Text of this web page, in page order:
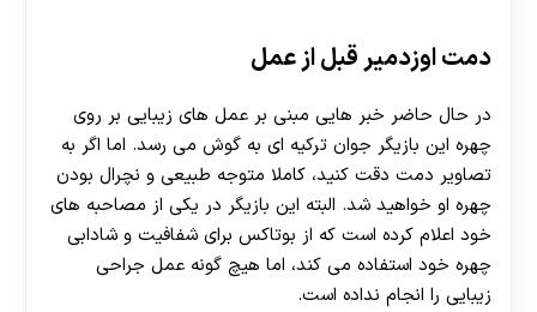
دمت اوزدمیر قبل از عمل
در حال حاضر خبر هایی مبنی بر عمل های زیبایی بر روی
چهره این بازیگر جوان ترکیه ای به گوش می رسد. اما اگر به
تصاویر دمت دقت کنید، کاملا متوجه طبیعی و نچرال بودن
چهره او خواهید شد. البته این بازیگر در یکی از مصاحبه های
خود اعلام کرده است که از بوتاکس برای شفافیت و شادابی
چهره خود استفاده می کند، اما هیچ گونه عمل جراحی
زیبایی را انجام نداده است.